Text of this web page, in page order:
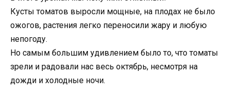
Кусты томатов выросли мощные, на плодах не было
ожогов, растения легко переносили жару и любую
непогоду.
Но самым большим удивлением было то, что томаты
зрели и радовали нас весь октябрь, несмотря на
дожди и холодные ночи.